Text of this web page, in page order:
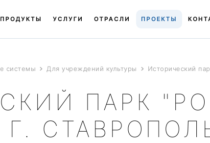
ПРОДУКТЫ УСЛУГИ ОТРАСЛИ ПРОЕКТЫ
системы Для учреждений культуры Исторический
ПАРК